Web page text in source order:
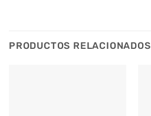
PRODUCTOS RELACIONADOS